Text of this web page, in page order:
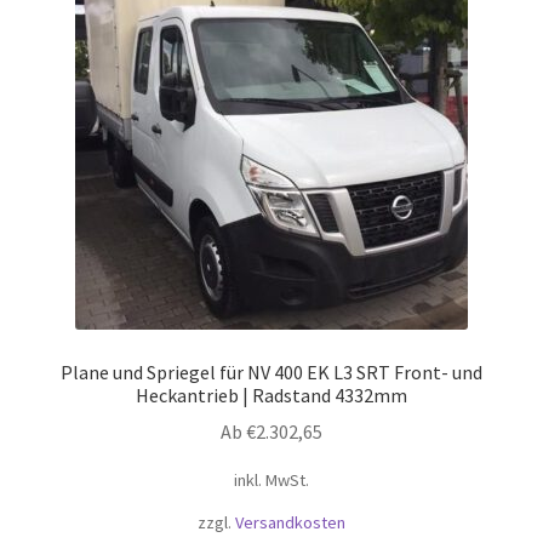
Optionen
können
auf
der
Produktseite
gewählt
werden
Plane und Spriegel für NV 400 EK L3 SRT Front- und
Heckantrieb | Radstand 4332mm
Ab €2.302,65
inkl. MwSt.
zzgl. Versandkosten